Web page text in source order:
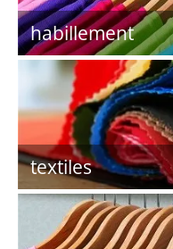
habillement
textiles